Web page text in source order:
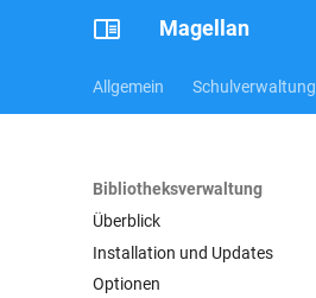
Magellan
Allgemein Schulverwaltung
Bibliotheksverwaltung
Überblick
Installation und Updates
Optionen